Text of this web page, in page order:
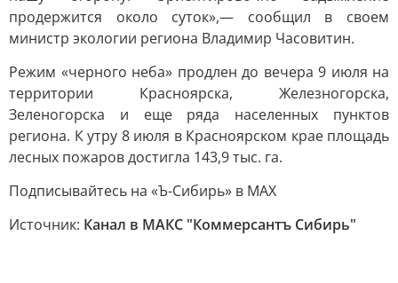
продержится около суток»,— сообщил в своем
министр экологии региона Владимир Часовитин.
Режим «черного неба» продлен до вечера 9 июля на
территории Красноярска, Железногорска,
Зеленогорска и еще ряда населенных пунктов
региона. К утру 8 июля в Красноярском крае площадь
лесных пожаров достигла 143,9 тыс. га.
Подписывайтесь на «Ъ-Сибирь» в MAX
Источник: Канал в МАКС "Коммерсантъ Сибирь"